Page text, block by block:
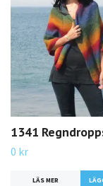
1341
0 kr
LÄS MER